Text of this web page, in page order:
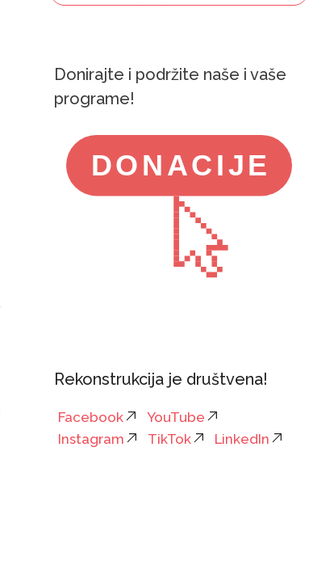
Donirajte i podržite naše i vaše
programe!
Rekonstrukcija je društvena!
Facebook
YouTube
Instagram
TikTok LinkedIn